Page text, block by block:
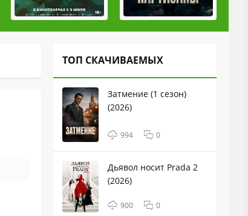
ТОП СКАЧИВАЕМЫХ
Затмение (1 сезон)
(2026)
994 0
Дьявол носит Prada 2
(2026)
900 0